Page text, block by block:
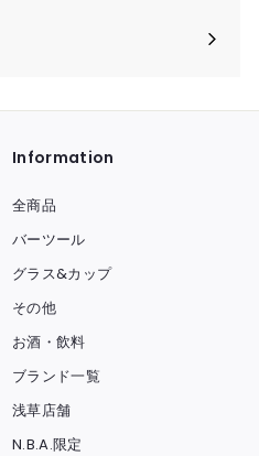
Information
全商品
バーツール
グラス&カップ
その他
お酒・飲料
ブランド一覧
浅草店舗
N.B.A.限定